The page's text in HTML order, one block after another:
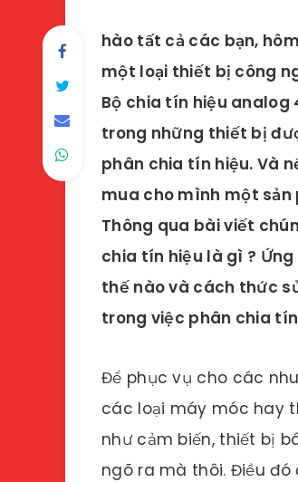
hào tất cả các bạn,
một loại thiết bị công
Bộ chia tín hiệu analog
trong những thiết bị
phân chia tín hiệu. Và
mua cho mình một
Thông qua bài viết
chia tín hiệu là gì ?
thế nào và cách thức
trong việc phân chia
Để phục vụ cho các
các loại máy móc hay
như cảm biến, thiết bị
ngõ ra mà thôi. Điều